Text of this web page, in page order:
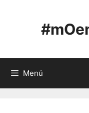
Menú